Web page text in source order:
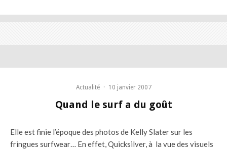
Actualité · 10 janvier 2007
Quand le surf a du goût
Elle est finie l’époque des photos de Kelly Slater sur les
fringues surfwear… En effet, Quicksilver, à la vue des visuels